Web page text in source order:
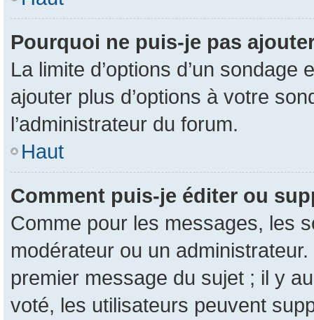
Pourquoi ne puis-je pas
La limite d’options d’un
ajouter plus d’options à votre
l’administrateur du forum.
Haut
Comment puis-je éditer ou
Comme pour les messages, les
modérateur ou un
premier message du sujet ; il y
voté, les utilisateurs peuvent